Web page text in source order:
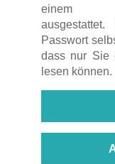
einem
Passwort
dass nur Sie
lesen können.